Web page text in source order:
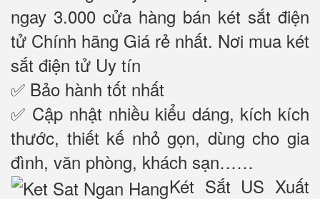
ngay 3.000 cửa hàng bán két sắt điện
tử Chính hãng Giá rẻ nhất. Nơi mua két
sắt điện tử Uy tín
✅ Bảo hành tốt nhất
✅ Cập nhật nhiều kiểu dáng, kích kích
thước, thiết kế nhỏ gọn, dùng cho gia
đình, văn phòng, khách sạn……
Két Sắt US Xuất